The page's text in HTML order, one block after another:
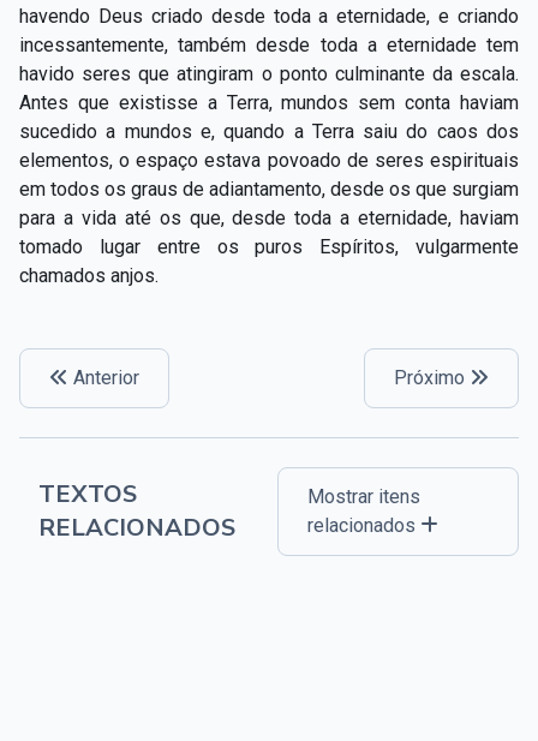
havendo Deus criado desde toda a eternidade, e criando
incessantemente, também desde toda a eternidade tem
havido seres que atingiram o ponto culminante da escala.
Antes que existisse a Terra, mundos sem conta haviam
sucedido a mundos e, quando a Terra saiu do caos dos
elementos, o espaço estava povoado de seres espirituais
em todos os graus de adiantamento, desde os que surgiam
para a vida até os que, desde toda a eternidade, haviam
tomado lugar entre os puros Espíritos, vulgarmente
chamados anjos.
Anterior Próximo
TEXTOS
RELACIONADOS
Mostrar itens
relacionados